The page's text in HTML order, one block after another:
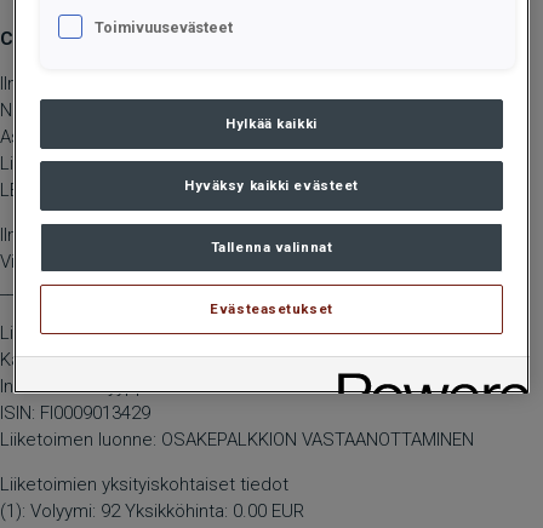
Cargotec Oyj, johdon liiketoimet: Kemppi-Vasama, Teresa
Ilmoitusvelvollinen
Nimi: Kemppi-Vasama, Teresa
Asema: Hallituksen jäsen/varajäsen
Liikkeeseenlaskija: Cargotec Oyj
LEI: 5493002B0GOVF42KWX33
Ilmoituksen luonne: ENSIMMÄINEN ILMOITUS
Viitenumero: 5493002B0GOVF42KWX33_20230721160348_110
____________________________________________
Liiketoimen päivämäärä: 2023-07-21
Kauppapaikka: XHEL
Instrumentti tyyppi: OSAKE
ISIN: FI0009013429
Liiketoimen luonne: OSAKEPALKKION VASTAANOTTAMINEN
Liiketoimien yksityiskohtaiset tiedot
(1): Volyymi: 92 Yksikköhinta: 0.00 EUR
Toimivuusevästeet
Hylkää kaikki
Hyväksy kaikki evästeet
Tallenna valinnat
Evästeasetukset